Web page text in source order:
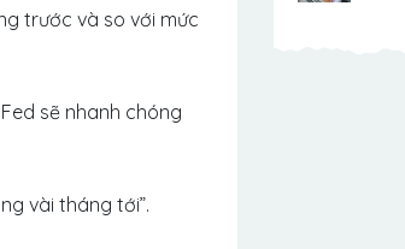
trước và so với mức
sẽ nhanh chóng
vài tháng tới”.